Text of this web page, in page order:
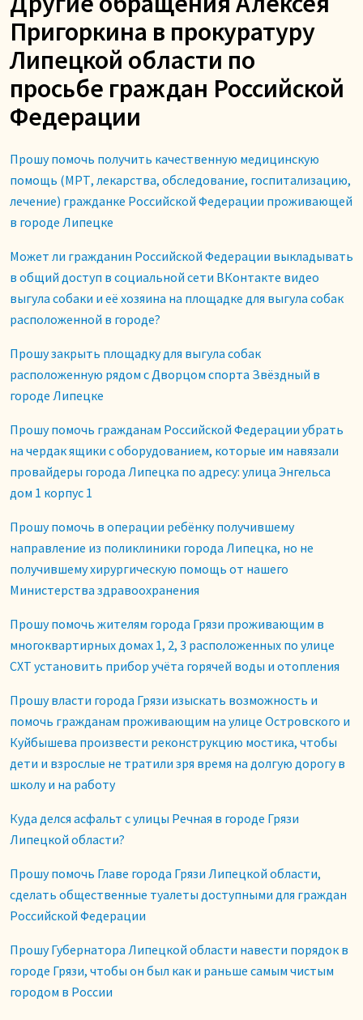
Пригоркина в прокуратуру
Липецкой области по
просьбе граждан Российской
Федерации
Прошу помочь получить качественную медицинскую
помощь (МРТ, лекарства, обследование, госпитализацию,
лечение) гражданке Российской Федерации проживающей
в городе Липецке
Может ли гражданин Российской Федерации выкладывать
в общий доступ в социальной сети ВКонтакте видео
выгула собаки и её хозяина на площадке для выгула собак
расположенной в городе?
Прошу закрыть площадку для выгула собак
расположенную рядом с Дворцом спорта Звёздный в
городе Липецке
Прошу помочь гражданам Российской Федерации убрать
на чердак ящики с оборудованием, которые им навязали
провайдеры города Липецка по адресу: улица Энгельса
дом 1 корпус 1
Прошу помочь в операции ребёнку получившему
направление из поликлиники города Липецка, но не
получившему хирургическую помощь от нашего
Министерства здравоохранения
Прошу помочь жителям города Грязи проживающим в
многоквартирных домах 1, 2, 3 расположенных по улице
СХТ установить прибор учёта горячей воды и отопления
Прошу власти города Грязи изыскать возможность и
помочь гражданам проживающим на улице Островского и
Куйбышева произвести реконструкцию мостика, чтобы
дети и взрослые не тратили зря время на долгую дорогу в
школу и на работу
Куда делся асфальт с улицы Речная в городе Грязи
Липецкой области?
Прошу помочь Главе города Грязи Липецкой области,
сделать общественные туалеты доступными для граждан
Российской Федерации
Прошу Губернатора Липецкой области навести порядок в
городе Грязи, чтобы он был как и раньше самым чистым
городом в России